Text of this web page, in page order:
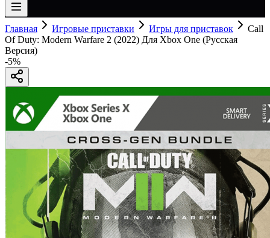
Главная Игровые приставки Игры для приставок
Call
Of Duty: Modern Warfare 2 (2022) Для Xbox One (Русская
Версия)
-5%